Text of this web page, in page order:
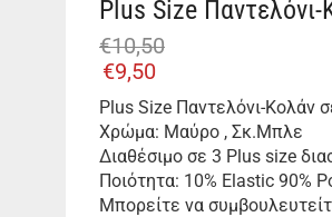
Plus Size
€10,50
€9,50
Plus Size Παντελόνι-Κολάν
Χρώμα: Μαύρο , Σκ.Μπλε
Διαθέσιμο σε 3 Plus size
Ποιότητα: 10% Elastic 90%
Μπορείτε να